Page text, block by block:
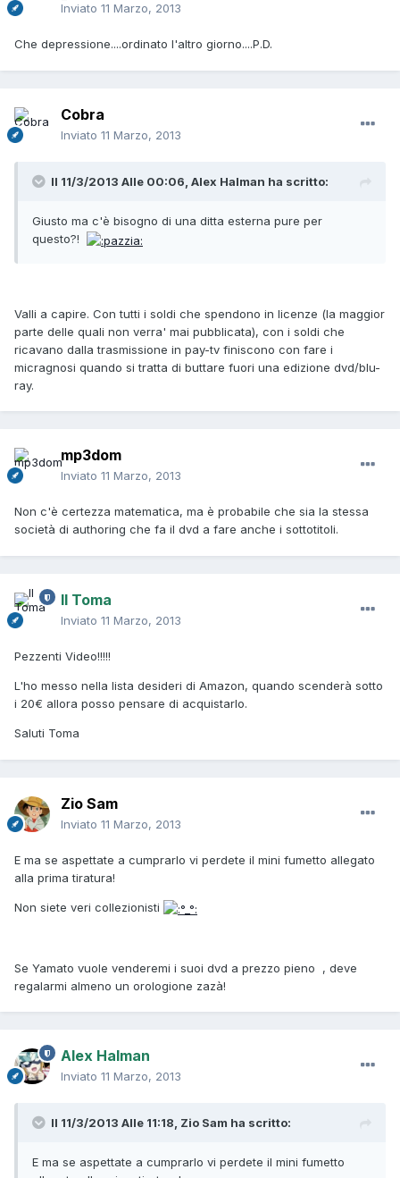
Inviato 11 Marzo, 2013
Che depressione....ordinato l'altro giorno....P.D.
Cobra
Inviato 11 Marzo, 2013
Il 11/3/2013 Alle 00:06, Alex Halman ha scritto:
Giusto ma c'è bisogno di una ditta esterna pure per
questo?!
Valli a capire. Con tutti i soldi che spendono in licenze (la maggior
parte delle quali non verra' mai pubblicata), con i soldi che
ricavano dalla trasmissione in pay-tv finiscono con fare i
micragnosi quando si tratta di buttare fuori una edizione dvd/blu-
ray.
mp3dom
Inviato 11 Marzo, 2013
Non c'è certezza matematica, ma è probabile che sia la stessa
società di authoring che fa il dvd a fare anche i sottotitoli.
Il Toma
Inviato 11 Marzo, 2013
Pezzenti Video!!!!!
L'ho messo nella lista desideri di Amazon, quando scenderà sotto
i 20€ allora posso pensare di acquistarlo.
Saluti Toma
Zio Sam
Inviato 11 Marzo, 2013
E ma se aspettate a cumprarlo vi perdete il mini fumetto allegato
alla prima tiratura!
Non siete veri collezionisti
Se Yamato vuole venderemi i suoi dvd a prezzo pieno , deve
regalarmi almeno un orologione zazà!
Alex Halman
Inviato 11 Marzo, 2013
Il 11/3/2013 Alle 11:18, Zio Sam ha scritto:
E ma se aspettate a cumprarlo vi perdete il mini fumetto